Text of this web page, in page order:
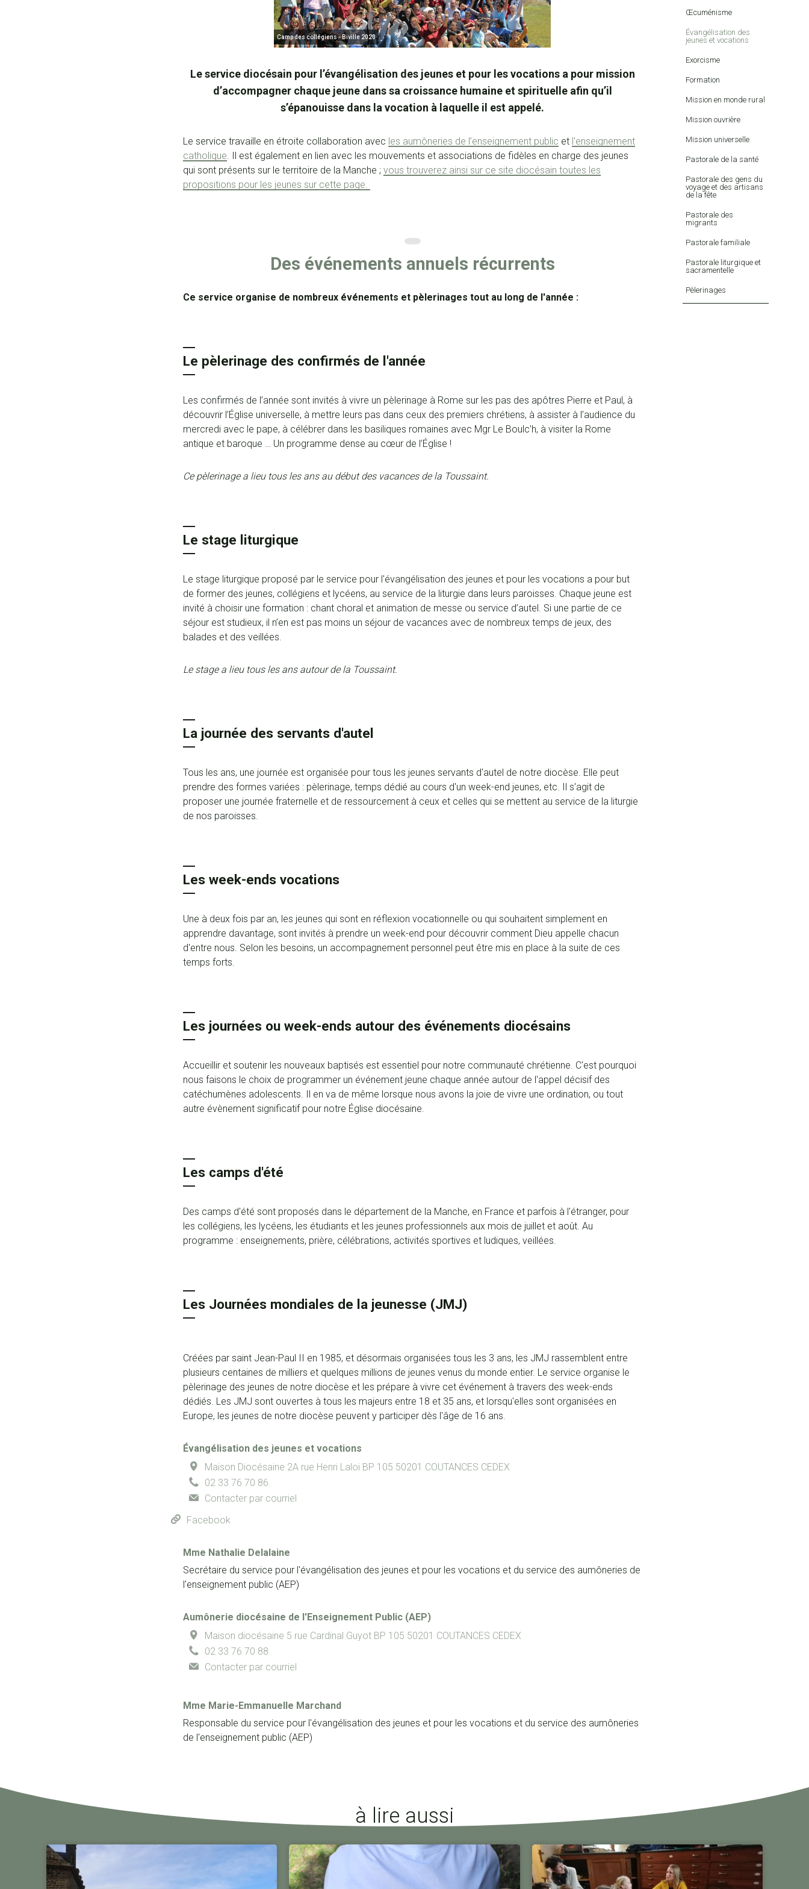
Œcuménisme
Évangélisation des
jeunes et vocations
Exorcisme
Formation
Mission en monde rural
Mission ouvrière
Mission universelle
Pastorale de la santé
Pastorale des gens du
voyage et des artisans
de la fête
Pastorale des
migrants
Pastorale familiale
Pastorale liturgique et
sacramentelle
Pèlerinages
Camp des collégiens - Biville 2020
Le service diocésain pour l’évangélisation des jeunes et pour les vocations a pour mission
d’accompagner chaque jeune dans sa croissance humaine et spirituelle afin qu’il
s’épanouisse dans la vocation à laquelle il est appelé.
Le service travaille en étroite collaboration avec les aumôneries de l’enseignement public et l'enseignement
catholique. Il est également en lien avec les mouvements et associations de fidèles en charge des jeunes
qui sont présents sur le territoire de la Manche ;vous trouverez ainsi sur ce site diocésain toutes les
propositions pour les jeunes sur cette page.
Des événements annuels récurrents
Ce service organise de nombreux événements et pèlerinages tout au long de l'année :
Le pèlerinage des confirmés de l'année
Les confirmés de l’année sont invités à vivre un pèlerinage à Rome sur les pas des apôtres Pierre et Paul, à
découvrir l’Église universelle, à mettre leurs pas dans ceux des premiers chrétiens, à assister à l’audience du
mercredi avec le pape, à célébrer dans les basiliques romaines avec Mgr Le Boulc'h, à visiter la Rome
antique et baroque … Un programme dense au cœur de l’Église !
Ce pèlerinage a lieu tous les ans au début des vacances de la Toussaint.
Le stage liturgique
Le stage liturgique proposé par le service pour l'évangélisation des jeunes et pour les vocations a pour but
de former des jeunes, collégiens et lycéens, au service de la liturgie dans leurs paroisses. Chaque jeune est
invité à choisir une formation : chant choral et animation de messe ou service d’autel. Si une partie de ce
séjour est studieux, il n’en est pas moins un séjour de vacances avec de nombreux temps de jeux, des
balades et des veillées.
Le stage a lieu tous les ans autour de la Toussaint.
La journée des servants d'autel
Tous les ans, une journée est organisée pour tous les jeunes servants d'autel de notre diocèse. Elle peut
prendre des formes variées : pèlerinage, temps dédié au cours d'un week-end jeunes, etc. Il s'agit de
proposer une journée fraternelle et de ressourcement à ceux et celles qui se mettent au service de la liturgie
de nos paroisses.
Les week-ends vocations
Une à deux fois par an, les jeunes qui sont en réflexion vocationnelle ou qui souhaitent simplement en
apprendre davantage, sont invités à prendre un week-end pour découvrir comment Dieu appelle chacun
d'entre nous. Selon les besoins, un accompagnement personnel peut être mis en place à la suite de ces
temps forts.
Les journées ou week-ends autour des événements diocésains
Accueillir et soutenir les nouveaux baptisés est essentiel pour notre communauté chrétienne. C'est pourquoi
nous faisons le choix de programmer un événement jeune chaque année autour de l'appel décisif des
catéchumènes adolescents. Il en va de même lorsque nous avons la joie de vivre une ordination, ou tout
autre évènement significatif pour notre Église diocésaine.
Les camps d'été
Des camps d'été sont proposés dans le département de la Manche, en France et parfois à l'étranger, pour
les collégiens, les lycéens, les étudiants et les jeunes professionnels aux mois de juillet et août. Au
programme : enseignements, prière, célébrations, activités sportives et ludiques, veillées.
Les Journées mondiales de la jeunesse (JMJ)
Créées par saint Jean-Paul II en 1985, et désormais organisées tous les 3 ans, les JMJ rassemblent entre
plusieurs centaines de milliers et quelques millions de jeunes venus du monde entier. Le service organise le
pèlerinage des jeunes de notre diocèse et les prépare à vivre cet événement à travers des week-ends
dédiés. Les JMJ sont ouvertes à tous les majeurs entre 18 et 35 ans, et lorsqu'elles sont organisées en
Europe, les jeunes de notre diocèse peuvent y participer dès l'âge de 16 ans.
Évangélisation des jeunes et vocations
Maison Diocésaine 2A rue Henri Laloi BP 105 50201 COUTANCES CEDEX
02 33 76 70 86
Contacter par courriel
Facebook
Mme Nathalie Delalaine
Secrétaire du service pour l'évangélisation des jeunes et pour les vocations et du service des aumôneries de
l'enseignement public (AEP)
Aumônerie diocésaine de l'Enseignement Public (AEP)
Maison diocésaine 5 rue Cardinal Guyot BP 105 50201 COUTANCES CEDEX
02 33 76 70 88
Contacter par courriel
Mme Marie-Emmanuelle Marchand
Responsable du service pour l'évangélisation des jeunes et pour les vocations et du service des aumôneries
de l'enseignement public (AEP)
à lire aussi